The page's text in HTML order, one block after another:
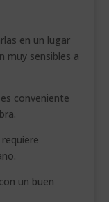
en un lugar
muy sensibles a
conveniente
un buen